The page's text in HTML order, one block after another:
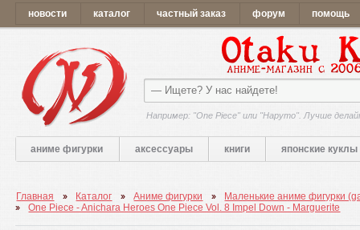
новости каталог частный заказ форум помощь
Например: "One Piece" или "Наруто". Лучше
аниме фигурки аксессуары книги японские куклы
Главная Каталог Аниме фигурки
Маленькие аниме фигурки
One Piece - Anichara Heroes One Piece Vol. 8 Impel Down - Marguerite